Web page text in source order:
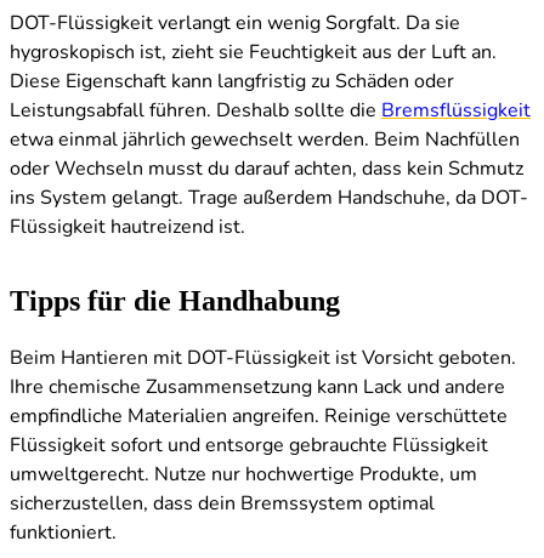
DOT-Flüssigkeit verlangt ein wenig Sorgfalt. Da sie
hygroskopisch ist, zieht sie Feuchtigkeit aus der Luft an.
Diese Eigenschaft kann langfristig zu Schäden oder
Leistungsabfall führen. Deshalb sollte die Bremsflüssigkeit
etwa einmal jährlich gewechselt werden. Beim Nachfüllen
oder Wechseln musst du darauf achten, dass kein Schmutz
ins System gelangt. Trage außerdem Handschuhe, da DOT-
Flüssigkeit hautreizend ist.
Tipps für die Handhabung
Beim Hantieren mit DOT-Flüssigkeit ist Vorsicht geboten.
Ihre chemische Zusammensetzung kann Lack und andere
empfindliche Materialien angreifen. Reinige verschüttete
Flüssigkeit sofort und entsorge gebrauchte Flüssigkeit
umweltgerecht. Nutze nur hochwertige Produkte, um
sicherzustellen, dass dein Bremssystem optimal
funktioniert.